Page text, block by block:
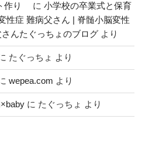
作り に 小学校の卒業式と保育
性症 難病父さん | 脊髄小脳変性
んたぐっちょのブログ より
たぐっちょ より
wepea.com より
に たぐっちょ より